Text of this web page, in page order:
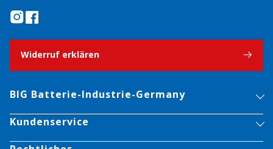
Widerruf erklären
BIG Batterie-Industrie-Germany
Kundenservice